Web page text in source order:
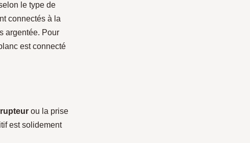
le type de
connectés à la
argentée. Pour
est connecté
ou la prise
est solidement